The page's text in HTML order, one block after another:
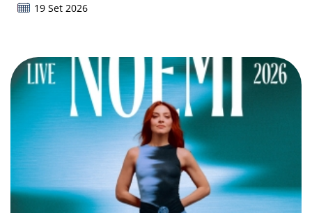
19 Set 2026